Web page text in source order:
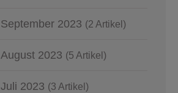
September 2023 (2 Artikel)
August 2023 (5 Artikel)
Juli 2023 (3 Artikel)